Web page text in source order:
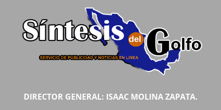
DIRECTOR GENERAL: ISAAC MOLINA ZAPATA.